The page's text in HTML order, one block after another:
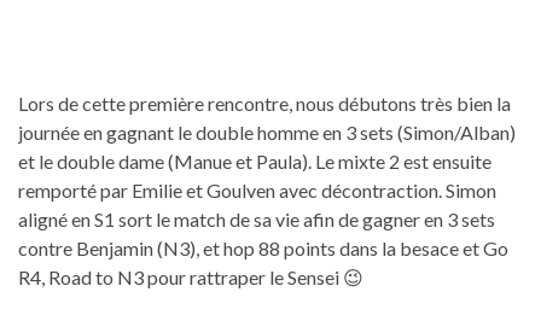
Lors de cette première rencontre, nous débutons très bien la
journée en gagnant le double homme en 3 sets (Simon/Alban)
et le double dame (Manue et Paula). Le mixte 2 est ensuite
remporté par Emilie et Goulven avec décontraction. Simon
aligné en S1 sort le match de sa vie afin de gagner en 3 sets
contre Benjamin (N3), et hop 88 points dans la besace et Go
R4, Road to N3 pour rattraper le Sensei 😉